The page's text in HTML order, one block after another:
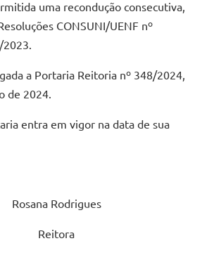
uma recondução consecutiva,
CONSUNI/UENF nº
2023.
a Portaria Reitoria nº 348/2024,
de 2024.
entra em vigor na data de sua
Rosana Rodrigues
Reitora